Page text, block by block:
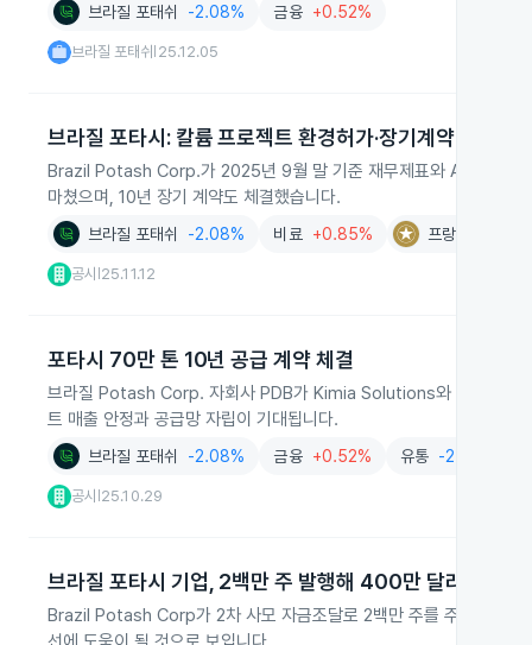
브라질 포태쉬 -2.08% 금융 +0.52%
브라질 포태쉬 25.12.05
브라질 포타시: 칼륨 프로젝트 환경허가·장기계약 확보
Brazil Potash Corp.가 2025년 9월 말 기준 재무제표와 Autazes 칼
마쳤으며, 10년 장기 계약도 체결했습니다.
브라질 포태쉬 -2.08% 비료 +0.85% 프랑코 네바다
공시 25.11.12
포타시 70만 톤 10년 공급 계약 체결
브라질 Potash Corp. 자회사 PDB가 Kimia Solutions와 10년간 최
트 매출 안정과 공급망 자립이 기대됩니다.
브라질 포태쉬 -2.08% 금융 +0.52% 유통 -2.11%
공시 25.10.29
브라질 포타시 기업, 2백만 주 발행해 400만 달러 조달
Brazil Potash Corp가 2차 사모 자금조달로 2백만 주를 주당 2달러